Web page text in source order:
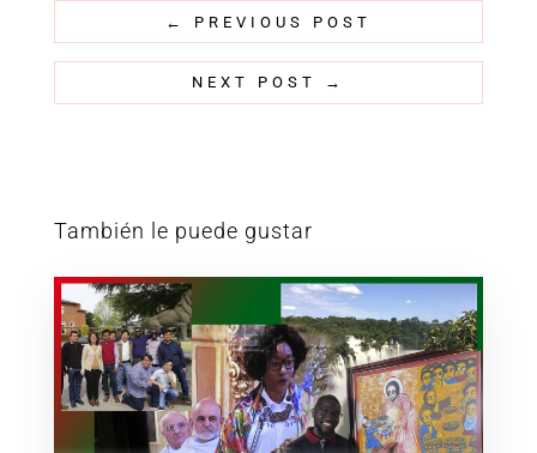
← PREVIOUS POST
NEXT POST →
También le puede gustar